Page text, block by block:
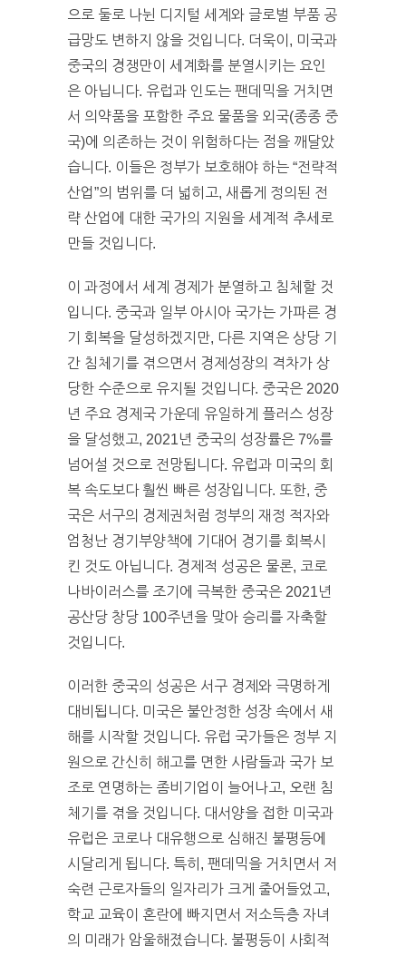
으로 둘로 나뉜 디지털 세계와 글로벌 부품 공
급망도 변하지 않을 것입니다. 더욱이, 미국과
중국의 경쟁만이 세계화를 분열시키는 요인
은 아닙니다. 유럽과 인도는 팬데믹을 거치면
서 의약품을 포함한 주요 물품을 외국(종종 중
국)에 의존하는 것이 위험하다는 점을 깨달았
습니다. 이들은 정부가 보호해야 하는 “전략적
산업”의 범위를 더 넓히고, 새롭게 정의된 전
략 산업에 대한 국가의 지원을 세계적 추세로
만들 것입니다.
이 과정에서 세계 경제가 분열하고 침체할 것
입니다. 중국과 일부 아시아 국가는 가파른 경
기 회복을 달성하겠지만, 다른 지역은 상당 기
간 침체기를 겪으면서 경제성장의 격차가 상
당한 수준으로 유지될 것입니다. 중국은 2020
년 주요 경제국 가운데 유일하게 플러스 성장
을 달성했고, 2021년 중국의 성장률은 7%를
넘어설 것으로 전망됩니다. 유럽과 미국의 회
복 속도보다 훨씬 빠른 성장입니다. 또한, 중
국은 서구의 경제권처럼 정부의 재정 적자와
엄청난 경기부양책에 기대어 경기를 회복시
킨 것도 아닙니다. 경제적 성공은 물론, 코로
나바이러스를 조기에 극복한 중국은 2021년
공산당 창당 100주년을 맞아 승리를 자축할
것입니다.
이러한 중국의 성공은 서구 경제와 극명하게
대비됩니다. 미국은 불안정한 성장 속에서 새
해를 시작할 것입니다. 유럽 국가들은 정부 지
원으로 간신히 해고를 면한 사람들과 국가 보
조로 연명하는 좀비기업이 늘어나고, 오랜 침
체기를 겪을 것입니다. 대서양을 접한 미국과
유럽은 코로나 대유행으로 심해진 불평등에
시달리게 됩니다. 특히, 팬데믹을 거치면서 저
숙련 근로자들의 일자리가 크게 줄어들었고,
학교 교육이 혼란에 빠지면서 저소득층 자녀
의 미래가 암울해졌습니다. 불평등이 사회적